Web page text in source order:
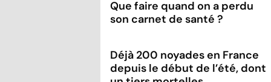
Que faire quand on a perdu
son carnet de santé ?
Déjà 200 noyades en France
depuis le début de l’été, dont